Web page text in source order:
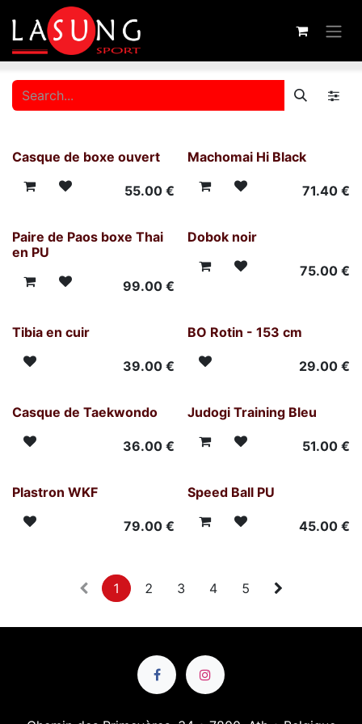
Skip to Content
Casque de boxe ouvert
55.00€
Machomai Hi Black
71.40€
Paire de Paos boxe Thai
en PU
99.00€
Dobok noir
75.00€
Tibia en cuir
39.00€
BO Rotin - 153 cm
29.00€
Casque de Taekwondo
36.00€
Judogi Training Bleu
51.00€
Plastron WKF
79.00€
Speed Ball PU
45.00€
1 2 3 4 5